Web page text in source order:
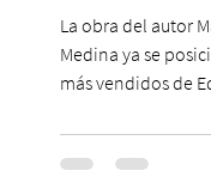
laborales y
trabajo
La obra del autor
Medina ya se
más vendidos de
para mejorar los
laboral en Chile.